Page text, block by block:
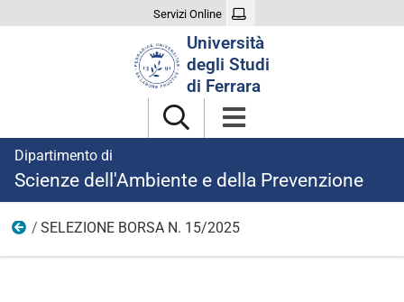
Servizi Online
Università
degli Studi
di Ferrara
Dipartimento di
Scienze dell'Ambiente e della Prevenzione
Ricerca
SELEZIONE BORSA N. 15/2025